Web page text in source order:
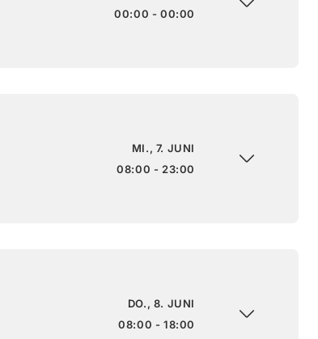
00:00 - 00:00
MI., 7. JUNI
08:00 - 23:00
DO., 8. JUNI
08:00 - 18:00